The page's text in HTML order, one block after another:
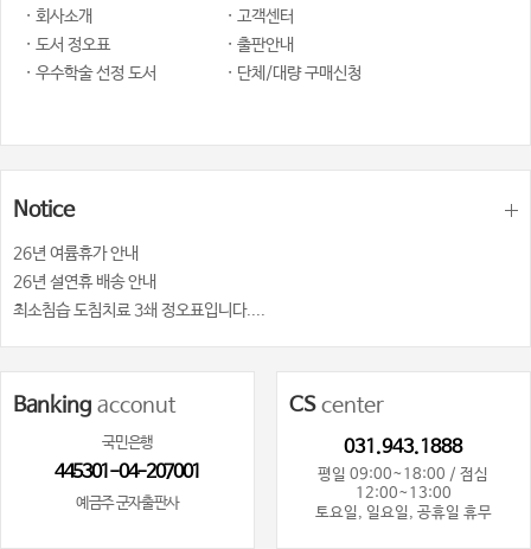
· 회사소개
· 고객센터
· 도서 정오표
· 출판안내
· 우수학술 선정 도서
· 단체/대량 구매신청
Notice
26년 여륨휴가 안내
26년 설연휴 배송 안내
최소침습 도침치료 3쇄 정오표입니다....
Banking acconut
국민은행
445301-04-207001
예금주 군자출판사
CScenter
031.943.1888
평일 09:00~18:00 / 점심
12:00~13:00
토요일, 일요일, 공휴일 휴무